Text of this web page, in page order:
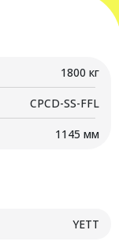
1800 кг
CPCD-SS-FFL
1145 мм
YETT